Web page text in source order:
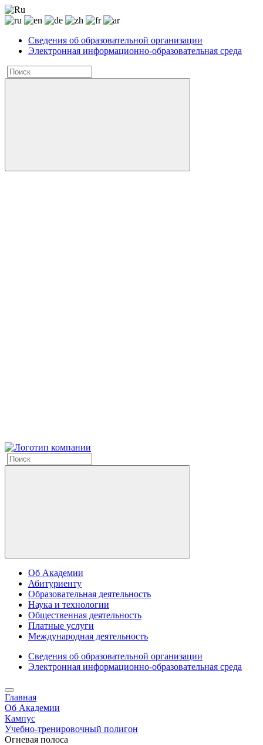
Сведения об образовательной организации
Электронная информационно-образовательная среда
Об Академии
Абитуриенту
Образовательная деятельность
Наука и технологии
Общественная деятельность
Платные услуги
Международная деятельность
Сведения об образовательной организации
Электронная информационно-образовательная среда
Главная
Об Академии
Кампус
Учебно-тренировочный полигон
Огневая полоса